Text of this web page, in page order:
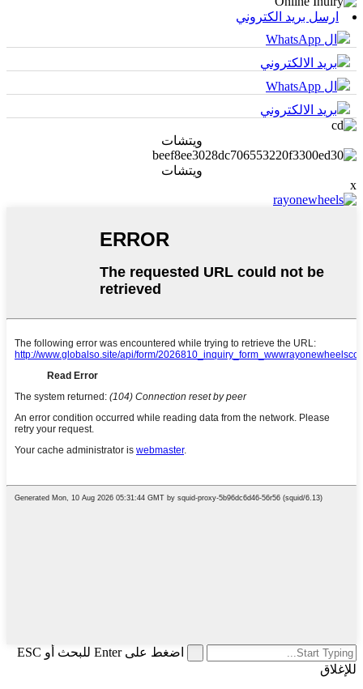
ارسل بريد الكتروني
ال WhatsApp
بريد الالكتروني
ال WhatsApp
بريد الالكتروني
ويتشات
ويتشات
x
اضغط على Enter للبحث أو ESC
للإغلاق